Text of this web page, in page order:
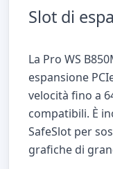
Slot di
La Pro WS
espansione
velocità fino a
compatibili. È
SafeSlot per
grafiche di